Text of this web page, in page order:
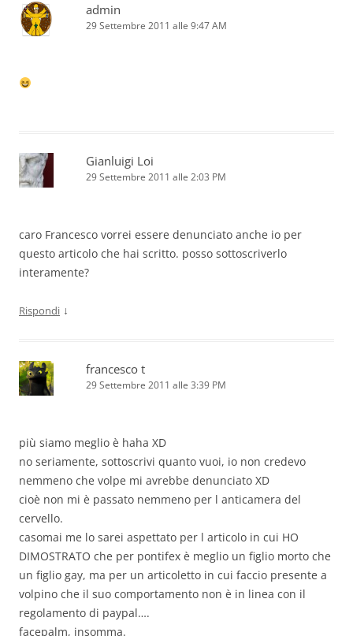
admin
29 Settembre 2011 alle 9:47 AM
Gianluigi Loi
29 Settembre 2011 alle 2:03 PM
caro Francesco vorrei essere denunciato anche io per
questo articolo che hai scritto. posso sottoscriverlo
interamente?
Rispondi ↓
francesco t
29 Settembre 2011 alle 3:39 PM
più siamo meglio è haha XD
no seriamente, sottoscrivi quanto vuoi, io non credevo
nemmeno che volpe mi avrebbe denunciato XD
cioè non mi è passato nemmeno per l anticamera del
cervello.
casomai me lo sarei aspettato per l articolo in cui HO
DIMOSTRATO che per pontifex è meglio un figlio morto che
un figlio gay, ma per un articoletto in cui faccio presente a
volpino che il suo comportamento non è in linea con il
regolamento di paypal….
facepalm, insomma.